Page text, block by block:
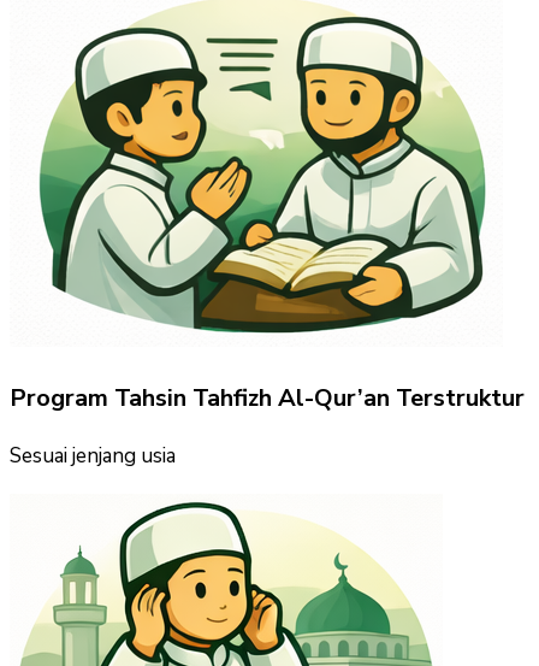
Program Tahsin Tahfizh Al-Qur’an Terstruktur
Sesuai jenjang usia